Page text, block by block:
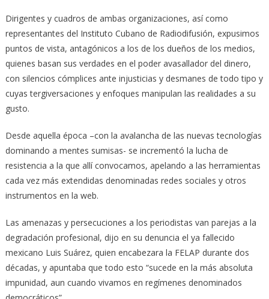
Dirigentes y cuadros de ambas organizaciones, así como
representantes del Instituto Cubano de Radiodifusión, expusimos
puntos de vista, antagónicos a los de los dueños de los medios,
quienes basan sus verdades en el poder avasallador del dinero,
con silencios cómplices ante injusticias y desmanes de todo tipo y
cuyas tergiversaciones y enfoques manipulan las realidades a su
gusto.
Desde aquella época –con la avalancha de las nuevas tecnologías
dominando a mentes sumisas- se incrementó la lucha de
resistencia a la que allí convocamos, apelando a las herramientas
cada vez más extendidas denominadas redes sociales y otros
instrumentos en la web.
Las amenazas y persecuciones a los periodistas van parejas a la
degradación profesional, dijo en su denuncia el ya fallecido
mexicano Luis Suárez, quien encabezara la FELAP durante dos
décadas, y apuntaba que todo esto “sucede en la más absoluta
impunidad, aun cuando vivamos en regímenes denominados